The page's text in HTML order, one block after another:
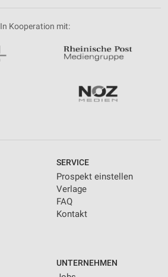
In Kooperation mit:
SERVICE
Prospekt einstellen
Verlage
FAQ
Kontakt
UNTERNEHMEN